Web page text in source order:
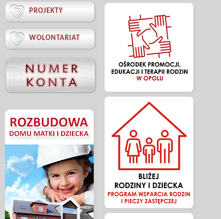
 PROJEKTY
 WOLONTARIAT